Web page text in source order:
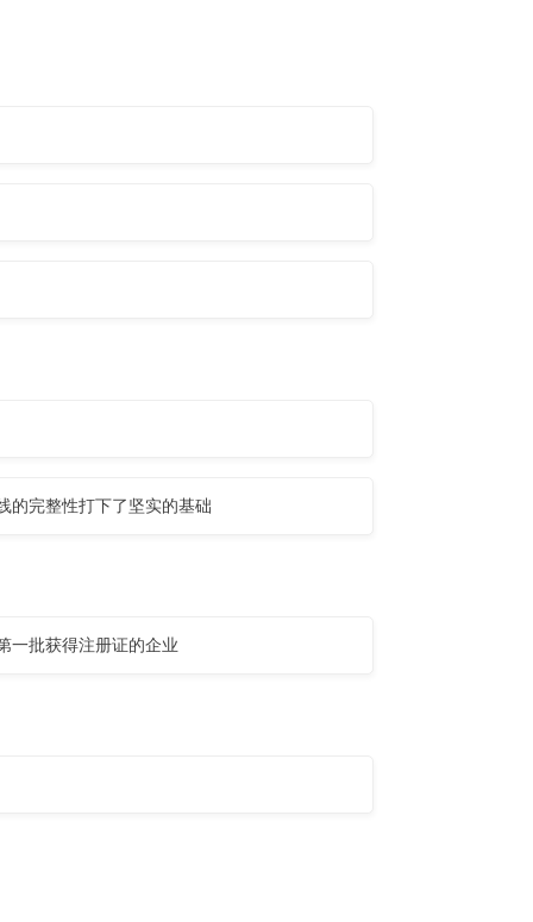
的完整性打下了坚实的基础
一批获得注册证的企业